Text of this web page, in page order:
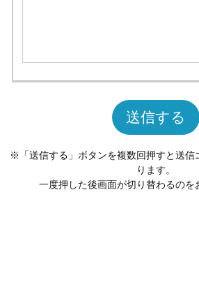
送信する
※「送信する」ボタンを複数回押すと送信
ります。
一度押した後画面が切り替わるのを